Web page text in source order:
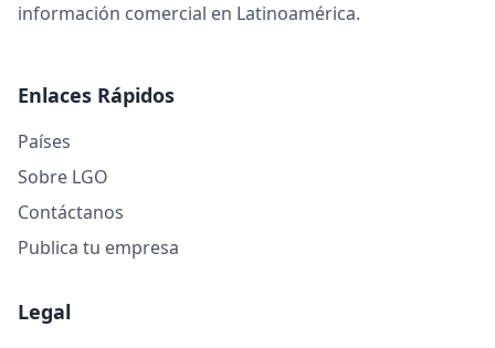
información comercial en Latinoamérica.
Enlaces Rápidos
Países
Sobre LGO
Contáctanos
Publica tu empresa
Legal